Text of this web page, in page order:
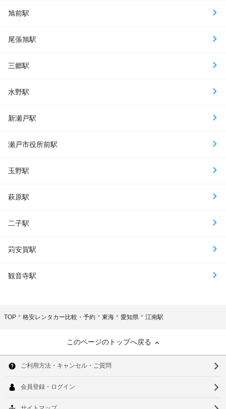
旭前駅
尾張旭駅
三郷駅
水野駅
新瀬戸駅
瀬戸市役所前駅
玉野駅
萩原駅
二子駅
苅安賀駅
観音寺駅
TOP 格安レンタカー比較・予約 東海 愛知県 江南駅
このページのトップへ戻る